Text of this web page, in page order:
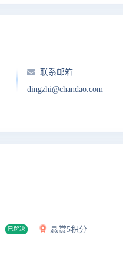
联系邮箱
dingzhi@chandao.com
已解决
悬赏5积分